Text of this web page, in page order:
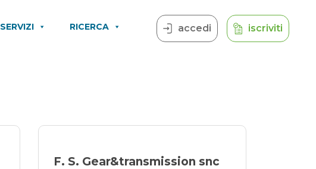
SERVIZI RICERCA accedi iscriviti
F. S. Gear&transmission snc